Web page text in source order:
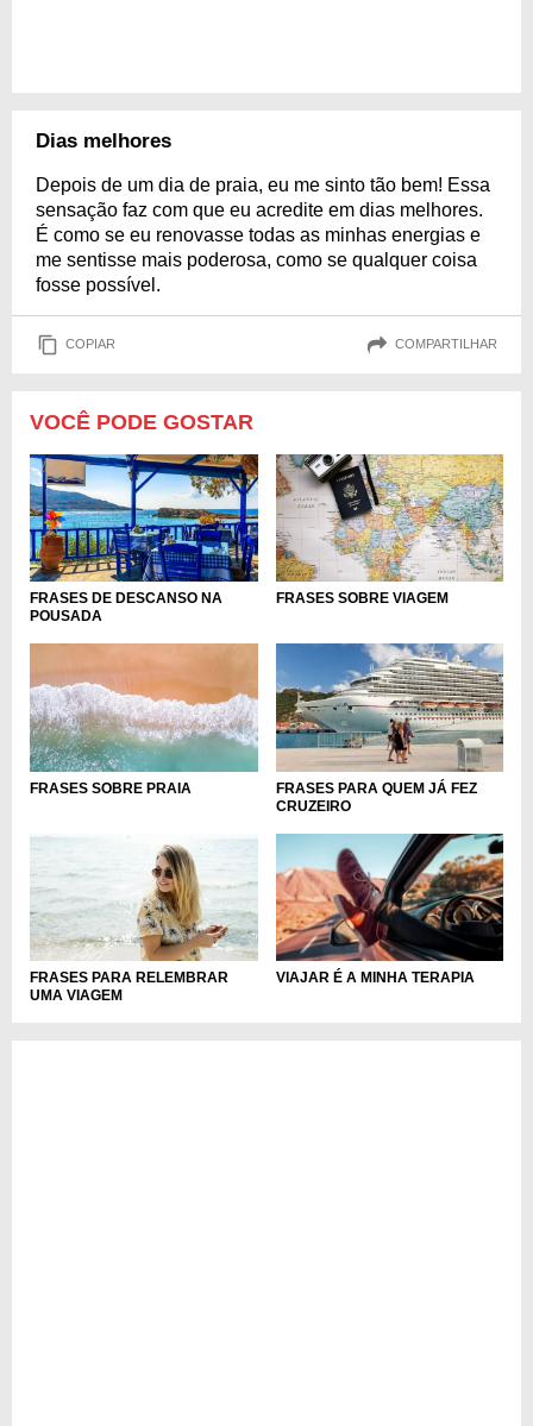
Dias melhores
Depois de um dia de praia, eu me sinto tão bem! Essa
sensação faz com que eu acredite em dias melhores.
É como se eu renovasse todas as minhas energias e
me sentisse mais poderosa, como se qualquer coisa
fosse possível.
COPIAR COMPARTILHAR
VOCÊ PODE GOSTAR
FRASES DE DESCANSO NA
POUSADA
FRASES SOBRE VIAGEM
FRASES SOBRE PRAIA
FRASES PARA QUEM JÁ FEZ
CRUZEIRO
FRASES PARA RELEMBRAR
UMA VIAGEM
VIAJAR É A MINHA TERAPIA